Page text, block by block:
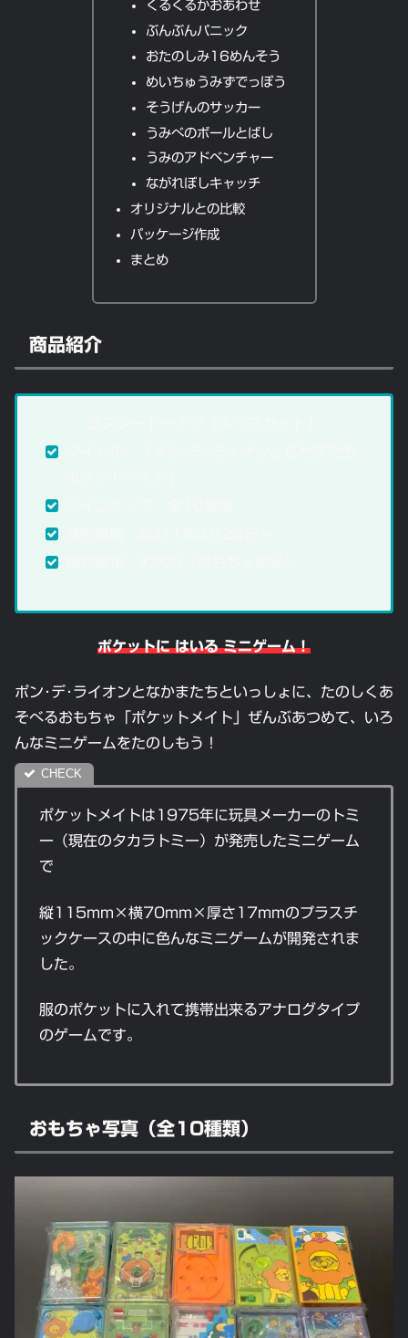
くるくるかおあわせ
ぶんぶんパニック
おたのしみ16めんそう
めいちゅうみずでっぽう
そうげんのサッカー
うみべのボールとばし
うみのアドベンチャー
ながれぼしキャッチ
オリジナルとの比較
パッケージ作成
まとめ
商品紹介
ポケットに はいる ミニゲーム！
ポン･デ･ライオンとなかまたちといっしょに、たのしくあ
そべるおもちゃ「ポケットメイト」ぜんぶあつめて、いろ
んなミニゲームをたのしもう！
ポケットメイトは1975年に玩具メーカーのトミ
ー（現在のタカラトミー）が発売したミニゲーム
で
縦115mm×横70mm×厚さ17mmのプラスチ
ックケースの中に色んなミニゲームが開発されま
した。
服のポケットに入れて携帯出来るアナログタイプ
のゲームです。
おもちゃ写真（全10種類）